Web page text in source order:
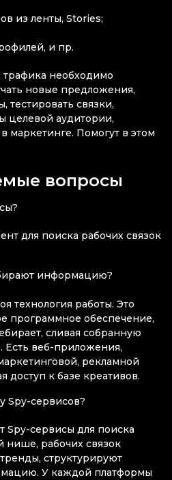
из ленты, Stories;
и пр.
трафика необходимо
новые предложения,
тестировать связки,
целевой аудитории,
маркетинге. Помогут в этом
вопросы
для поиска рабочих связок
информацию?
технология работы. Это
программное обеспечение,
сливая собранную
веб-приложения,
рекламной
доступ к базе креативов.
Spy-сервисов?
Spy-сервисы для поиска
нише, рабочих связок
структурируют
У каждой платформы